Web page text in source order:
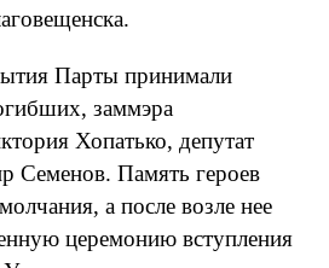
Парты принимали
заммэра
Хопатько, депутат
Семенов. Память героев
а после возле нее
церемонию вступления